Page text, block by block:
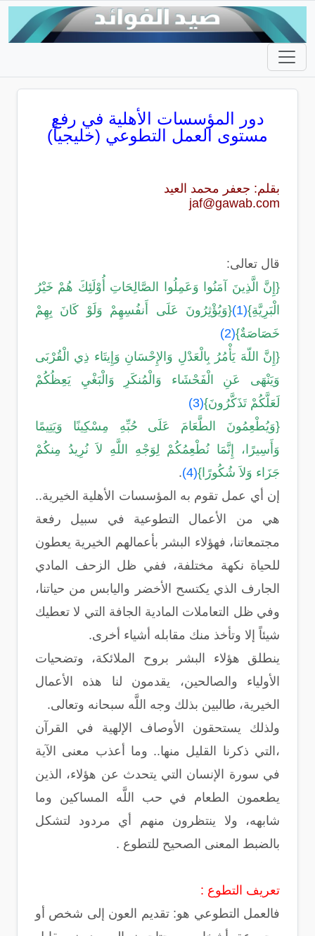
دور المؤسسات الأهلية في رفع
مستوى العمل التطوعي (خليجياً)
بقلم: جعفر محمد العيد
jaf@gawab.com
قال تعالى:
{إِنَّ الَّذِينَ آمَنُوا وَعَمِلُوا الصَّالِحَاتِ أُوْلَئِكَ هُمْ خَيْرُ
الْبَرِيَّةِ}(1)
{وَيُؤْثِرُونَ عَلَى أَنفُسِهِمْ وَلَوْ كَانَ بِهِمْ
خَصَاصَةٌ}(2)
{إِنَّ اللّهَ يَأْمُرُ بِالْعَدْلِ وَالإِحْسَانِ وَإِيتَاء ذِي الْقُرْبَى
وَيَنْهَى عَنِ الْفَحْشَاء وَالْمُنكَرِ وَالْبَغْيِ يَعِظُكُمْ
لَعَلَّكُمْ تَذَكَّرُونَ}(3)
{وَيُطْعِمُونَ الطَّعَامَ عَلَى حُبِّهِ مِسْكِينًا وَيَتِيمًا
وَأَسِيرًا، إِنَّمَا نُطْعِمُكُمْ لِوَجْهِ اللَّهِ لاَ نُرِيدُ مِنكُمْ
جَزَاء وَلاَ شُكُورًا}(4)
.
إن أي عمل تقوم به المؤسسات الأهلية الخيرية..
هي من الأعمال التطوعية في سبيل رفعة
مجتمعاتنا، فهؤلاء البشر بأعمالهم الخيرية يعطون
للحياة نكهة مختلفة، ففي ظل الزحف المادي
الجارف الذي يكتسح الأخضر واليابس من حياتنا،
وفي ظل التعاملات المادية الجافة التي لا تعطيك
شيئاً إلا وتأخذ منك مقابله أشياء أخرى.
ينطلق هؤلاء البشر بروح الملائكة، وتضحيات
الأولياء والصالحين، يقدمون لنا هذه الأعمال
الخيرية، طالبين بذلك وجه اللَّه سبحانه وتعالى.
ولذلك يستحقون الأوصاف الإلهية في القرآن
،التي ذكرنا القليل منها.. وما أعذب معنى الآية
في سورة الإنسان التي يتحدث عن هؤلاء، الذين
يطعمون الطعام في حب اللَّه المساكين وما
شابهه، ولا ينتظرون منهم أي مردود لتشكل
بالضبط المعنى الصحيح للتطوع .
تعريف التطوع :
فالعمل التطوعي هو: تقديم العون إلى شخص أو